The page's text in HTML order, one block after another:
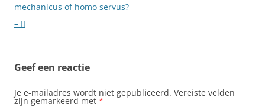
mechanicus of homo servus?
– II
Geef een reactie
Je e-mailadres wordt niet gepubliceerd. Vereiste velden
zijn gemarkeerd met *